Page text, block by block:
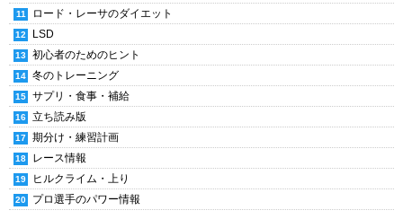
ロード・レーサのダイエット
LSD
初心者のためのヒント
冬のトレーニング
サプリ・食事・補給
立ち読み版
期分け・練習計画
レース情報
ヒルクライム・上り
プロ選手のパワー情報